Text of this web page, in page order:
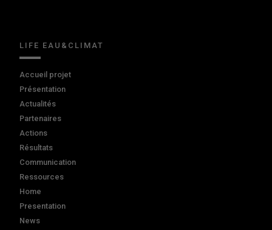
LIFE EAU&CLIMAT
Accueil projet
Présentation
Actualités
Partenaires
Actions
Résultats
Communication
Ressources
Home
Presentation
News